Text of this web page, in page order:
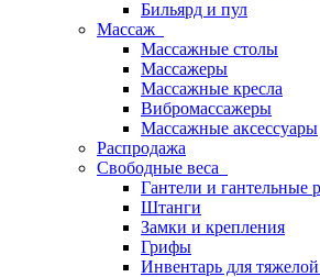
Бильярд и пул
Массаж
Массажные столы
Массажеры
Массажные кресла
Вибромассажеры
Массажные аксессуары
Распродажа
Свободные веса
Гантели и гантельные
Штанги
Замки и крепления
Грифы
Инвентарь для